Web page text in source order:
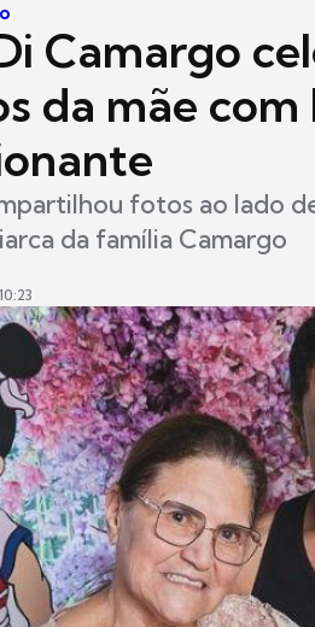
Camargo
da mãe
fotos ao lado
da família Camargo